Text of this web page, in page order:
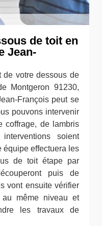
de toit en
Jean-
de votre dessous de
Montgeron 91230,
François peut se
pouvons intervenir
coffrage, de lambris
soient
équipe effectuera les
de toit étape par
puis de
vont ensuite vérifier
même niveau et
les travaux de